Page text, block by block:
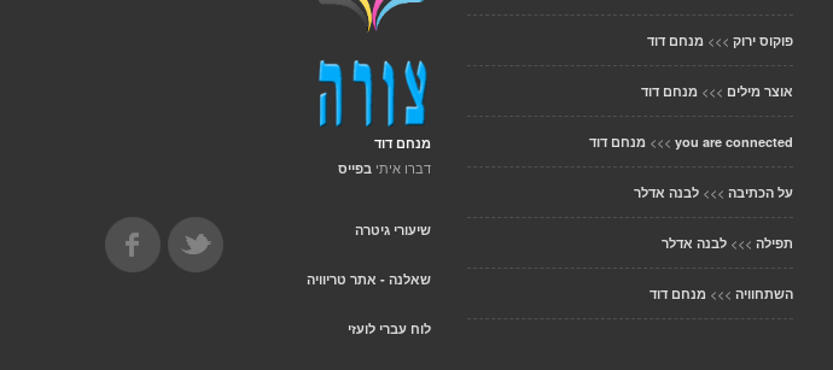
מנחם דוד
דברו איתי בפייס
שיעורי גיטרה
שאלנה - אתר טריוויה
לוח עברי לועזי
פוקוס ירוק >>> מנחם דוד
אוצר מילים >>> מנחם דוד
you are connected
>>> מנחם דוד
על הכתיבה >>> לבנה אדלר
תפילה >>> לבנה אדלר
השתחוויה >>> מנחם דוד